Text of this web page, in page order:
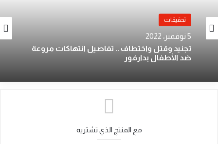
تحقيقات
5 نوفمبر، 2022
تجنيد وقتل واختطاف .. تفاصيل انتهاكات مروعة
ضد الأطفال بدارفور
مع المنتج الذي تشتريه